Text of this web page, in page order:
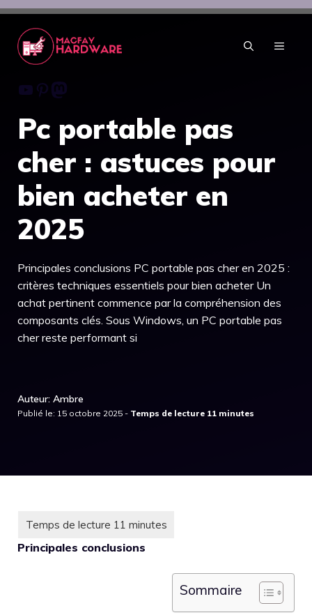
Aller
contenu
MENU
Youtube
Pinterest
Mastodon
Pc portable pas
cher : astuces pour
bien acheter en
2025
Principales conclusions PC portable pas cher en 2025 :
critères techniques essentiels pour bien acheter Un
achat pertinent commence par la compréhension des
composants clés. Sous Windows, un PC portable pas
cher reste performant si
Auteur: Ambre
Publié le: 15 octobre 2025 -
Principales conclusions
Sommaire